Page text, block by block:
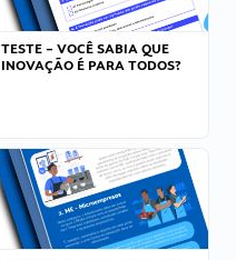
TESTE – VOCÊ SABIA QUE
INOVAÇÃO É PARA TODOS?